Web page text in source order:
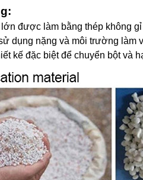
lớn được làm bằng thép không
dụng nặng và môi trường làm
kế đặc biệt để chuyển bột và